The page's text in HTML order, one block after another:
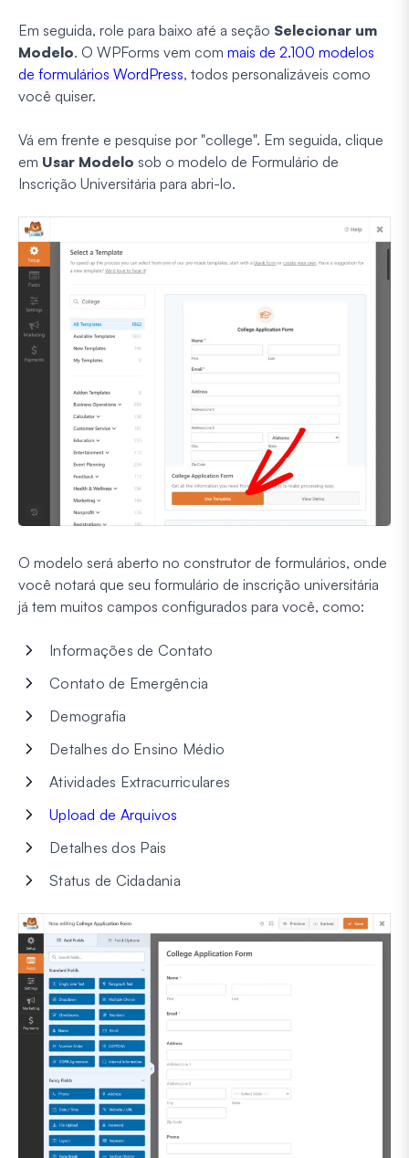
Em seguida, role para baixo até a seção Selecionar um
Modelo. O WPForms vem com mais de 2.100 modelos
de formulários WordPress, todos personalizáveis como
você quiser.
Vá em frente e pesquise por "college". Em seguida, clique
em Usar Modelo sob o modelo de Formulário de
Inscrição Universitária para abri-lo.
O modelo será aberto no construtor de formulários, onde
você notará que seu formulário de inscrição universitária
já tem muitos campos configurados para você, como:
Informações de Contato
Contato de Emergência
Demografia
Detalhes do Ensino Médio
Atividades Extracurriculares
Upload de Arquivos
Detalhes dos Pais
Status de Cidadania